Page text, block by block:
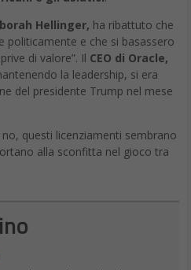
Hellinger, ha ribattuto che
politicamente e che si basassero
di valore”. Il CEO di Oracle,
la leadership, si era
del presidente Trump nel mese
questi licenziamenti sembrano
alla sconfitta nel gioco tra